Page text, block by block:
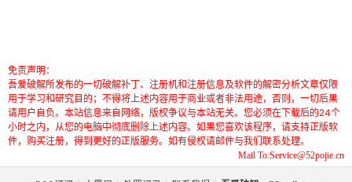
免责声明：
吾爱破解所发布的一切破解补丁、注册机和注册信息及软件的解密分析文章仅限
用于学习和研究目的；不得将上述内容用于商业或者非法用途，否则，一切后果
请用户自负。本站信息来自网络，版权争议与本站无关。您必须在下载后的24个
小时之内，从您的电脑中彻底删除上述内容。如果您喜欢该程序，请支持正版软
件，购买注册，得到更好的正版服务。如有侵权请邮件与我们联系处理。
Mail To:Service@52pojie.cn